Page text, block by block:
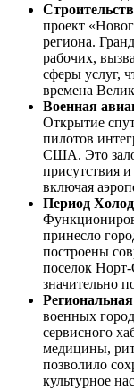
проект
региона.
рабочих,
сферы услуг,
времена
Военная
Открытие
пилотов
США. Это
присутствия
включая
Период
принесло
построены
поселок
значительно
военных
сервисного
медицины,
позволило
культурное